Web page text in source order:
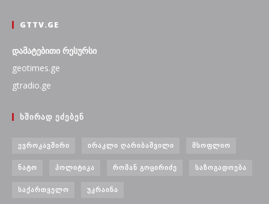
GTTV.GE
დამატებითი რესურსი
geotimes.ge
gtradio.ge
ᲮᲨᲘᲠᲐᲓ ᲔᲫᲔᲑᲔᲜ
ᲔᲕᲠᲝᲙᲐᲕᲨᲘᲠᲘ ᲘᲠᲐᲙᲚᲘ ᲦᲐᲠᲘᲑᲐᲨᲕᲘᲚᲘ ᲛᲡᲝᲤᲚᲘᲝ
ᲜᲐᲢᲝ ᲞᲝᲚᲘᲢᲘᲙᲐ ᲠᲝᲛᲐᲜ ᲒᲝᲪᲘᲠᲘᲫᲔ ᲡᲐᲖᲝᲒᲐᲓᲝᲔᲑᲐ
ᲡᲐᲥᲐᲠᲗᲕᲔᲚᲝ ᲣᲙᲠᲐᲘᲜᲐ